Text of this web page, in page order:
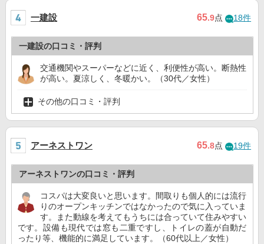
一建設 65.9点 18件
一建設の口コミ・評判
交通機関やスーパーなどに近く、利便性が高い。断熱性
が高い。夏涼しく、冬暖かい。（30代／女性）
その他の口コミ・評判
アーネストワン 65.8点 19件
アーネストワンの口コミ・評判
コスパは大変良いと思います。間取りも個人的には流行
りのオープンキッチンではなかったので気に入っていま
す。また動線を考えてもうちには合っていて住みやすい
です。設備も現代では窓も二重ですし、トイレの蓋が自動だ
ったり等、機能的に満足しています。（60代以上／女性）